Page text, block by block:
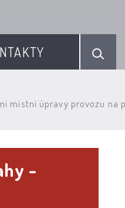
místní úpravy provozu na
-